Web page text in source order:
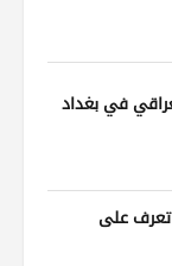
في بغداد
إلى كأس العالم 2026.. تعرف على